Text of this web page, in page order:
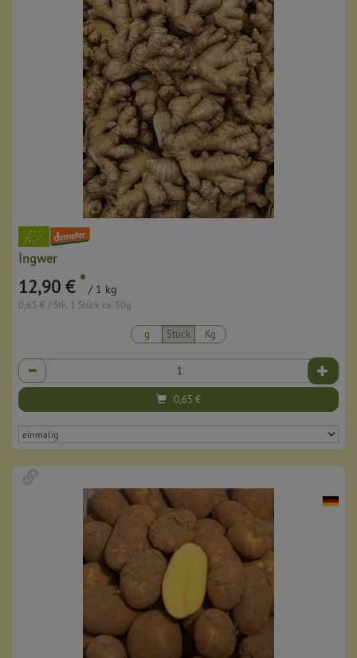
Ingwer
12,90 € * / 1 kg
0,65 € / Stk, 1 Stück ca. 50g
g Stück Kg
Anzahl
0,65 €